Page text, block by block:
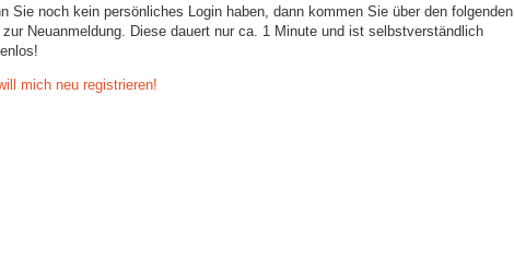
Sie noch kein persönliches Login haben, dann kommen Sie über den folgenden
zur Neuanmeldung. Diese dauert nur ca. 1 Minute und ist selbstverständlich
mich neu registrieren!